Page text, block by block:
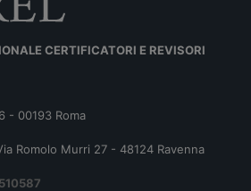
CERTIFICATORI E REVISORI
- 00193 Roma
Romolo Murri 27 - 48124 Ravenna